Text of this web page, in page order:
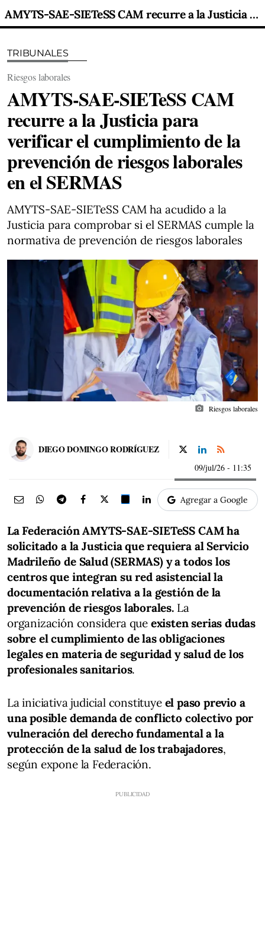
AMYTS-SAE-SIETeSS CAM recurre a la Justicia para verificar el cumplimiento de la prevención de riesgos laborales en el SERMAS
TRIBUNALES
Riesgos laborales
AMYTS-SAE-SIETeSS CAM
recurre a la Justicia para
verificar el cumplimiento de la
prevención de riesgos laborales
en el SERMAS
AMYTS-SAE-SIETeSS CAM ha acudido a la
Justicia para comprobar si el SERMAS cumple la
normativa de prevención de riesgos laborales
photo_camera Riesgos laborales
DIEGO DOMINGO RODRÍGUEZ
09/jul/26 - 11:35
Agregar a Google
La Federación AMYTS-SAE-SIETeSS CAM ha
solicitado a la Justicia que requiera al Servicio
Madrileño de Salud (SERMAS) y a todos los
centros que integran su red asistencial la
documentación relativa a la gestión de la
prevención de riesgos laborales.La
organización considera que existen serias dudas
sobre el cumplimiento de las obligaciones
legales en materia de seguridad y salud de los
profesionales sanitarios.
La iniciativa judicial constituye el paso previo a
una posible demanda de conflicto colectivo por
vulneración del derecho fundamental a la
protección de la salud de los trabajadores,
según expone la Federación.